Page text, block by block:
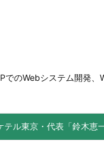
のWebシステム開発
テル東京・代表「鈴木恵一